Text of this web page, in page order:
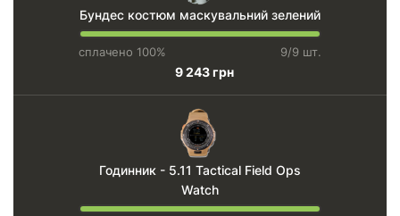
Бундес костюм маскувальний зелений
сплачено 100% 9/9 шт.
9 243 грн
Годинник - 5.11 Tactical Field Ops
Watch